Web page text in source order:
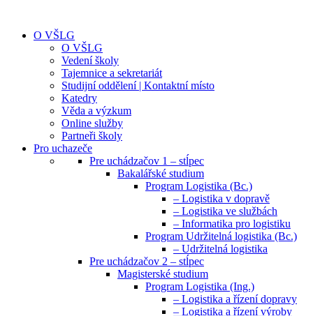
O VŠLG
O VŠLG
Vedení školy
Tajemnice a sekretariát
Studijní oddělení | Kontaktní místo
Katedry
Věda a výzkum
Online služby
Partneři školy
Pro uchazeče
Pre uchádzačov 1 – stĺpec
Bakalářské studium
Program Logistika (Bc.)
– Logistika v dopravě
– Logistika ve službách
– Informatika pro logistiku
Program Udržitelná logistika (Bc.)
– Udržitelná logistika
Pre uchádzačov 2 – stĺpec
Magisterské studium
Program Logistika (Ing.)
– Logistika a řízení dopravy
– Logistika a řízení výroby